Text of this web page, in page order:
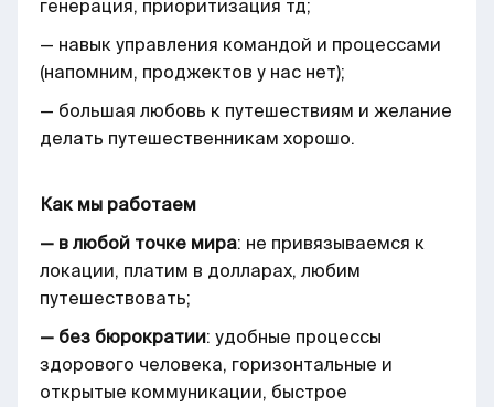
генерация, приоритизация тд;
— навык управления командой и процессами
(напомним, проджектов у нас нет);
— большая любовь к путешествиям и желание
делать путешественникам хорошо.
Как мы работаем
— в любой точке мира: не привязываемся к
локации, платим в долларах, любим
путешествовать;
— без бюрократии: удобные процессы
здорового человека, горизонтальные и
открытые коммуникации, быстрое